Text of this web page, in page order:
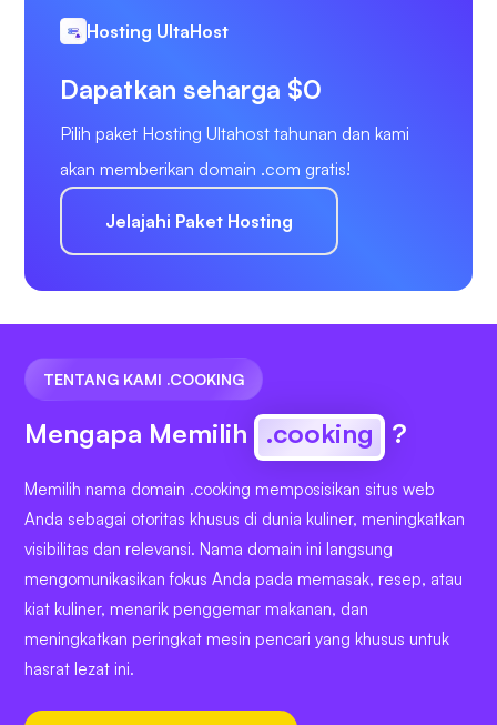
Hosting UltaHost
Dapatkan seharga $0
Pilih paket Hosting Ultahost tahunan dan kami
akan memberikan domain .com gratis!
Jelajahi Paket Hosting
TENTANG KAMI .COOKING
Mengapa Memilih .cooking ?
Memilih nama domain .cooking memposisikan situs web
Anda sebagai otoritas khusus di dunia kuliner, meningkatkan
visibilitas dan relevansi. Nama domain ini langsung
mengomunikasikan fokus Anda pada memasak, resep, atau
kiat kuliner, menarik penggemar makanan, dan
meningkatkan peringkat mesin pencari yang khusus untuk
hasrat lezat ini.